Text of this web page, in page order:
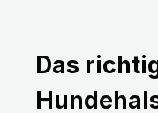
Das